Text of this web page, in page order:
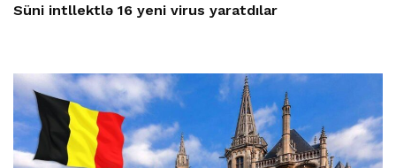
Süni intllektlə 16 yeni virus yaratdılar